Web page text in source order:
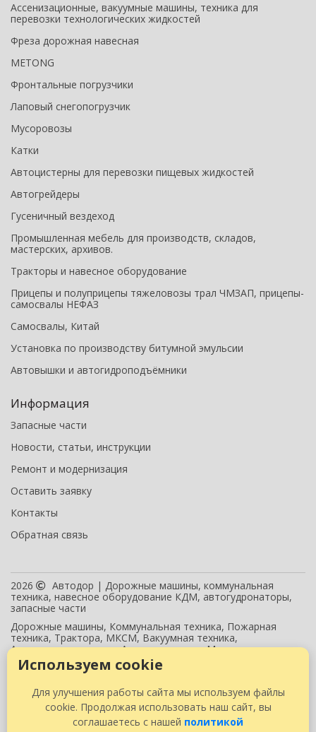
Ассенизационные, вакуумные машины, техника для
перевозки технологических жидкостей
Фреза дорожная навесная
METONG
Фронтальные погрузчики
Лаповый снегопогрузчик
Мусоровозы
Катки
Автоцистерны для перевозки пищевых жидкостей
Автогрейдеры
Гусеничный вездеход
Промышленная мебель для производств, складов,
мастерских, архивов.
Тракторы и навесное оборудование
Прицепы и полуприцепы тяжеловозы трал ЧМЗАП, прицепы-
самосвалы НЕФАЗ
Самосвалы, Китай
Установка по производству битумной эмульсии
Автовышки и автогидроподъёмники
Информация
Запасные части
Новости, статьи, инструкции
Ремонт и модернизация
Оставить заявку
Контакты
Обратная связь
2026
Автодор | Дорожные машины, коммунальная
техника, навесное оборудование КДМ, автогудронаторы,
запасные части
Дорожные машины, Коммунальная техника, Пожарная
техника, Трактора, МКСМ, Вакуумная техника,
Автогидроподъемник, Автогудронатор, Минипогрузчик,
Пескоразбрасывающее, Отвал, Поливомоечное, Автодор
Данный интернет-сайт носит исключительно информационный характер
и ни при каких условиях не является публичной офертой, определяемой
положениями Статьи 437 (2) Гражданского кодекса РФ.
Используем cookie
Для улучшения работы сайта мы используем файлы
cookie. Продолжая использовать наш сайт, вы
соглашаетесь с нашей политикой